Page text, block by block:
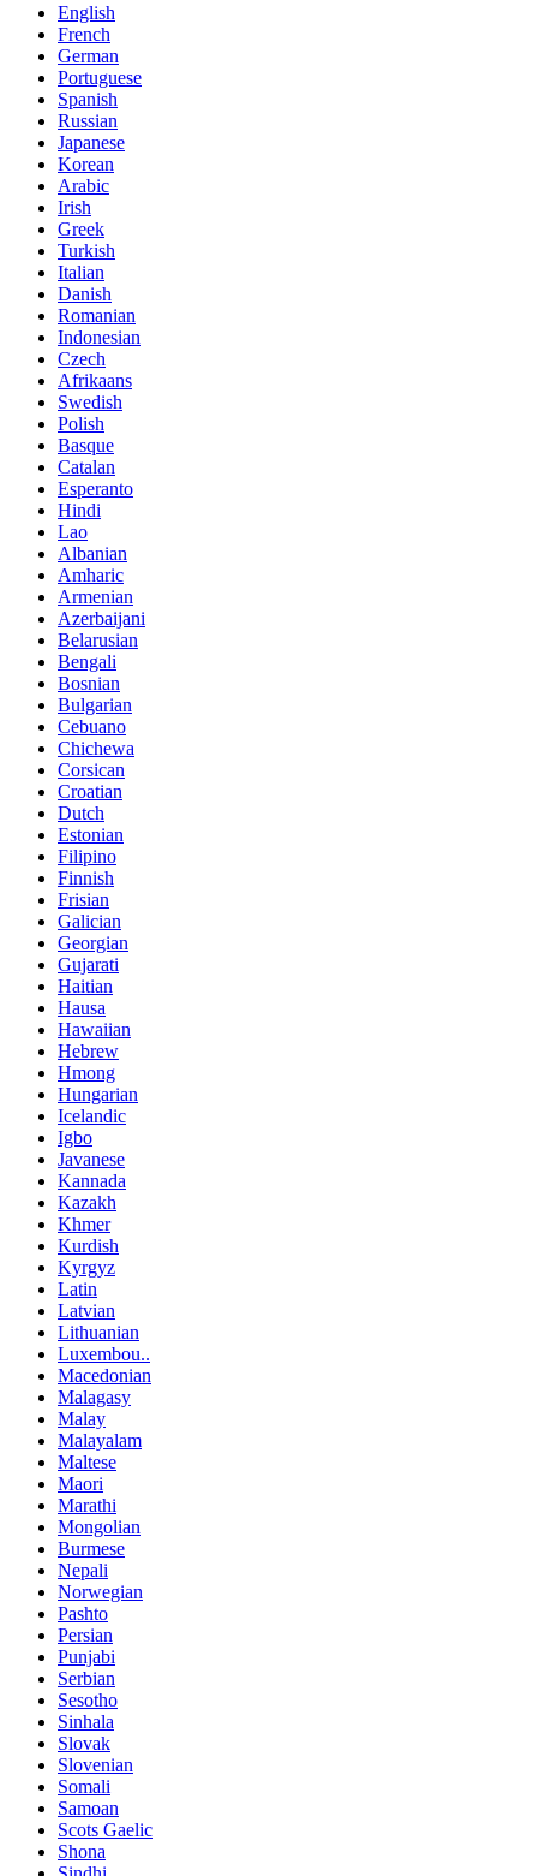
English
French
German
Portuguese
Spanish
Russian
Japanese
Korean
Arabic
Irish
Greek
Turkish
Italian
Danish
Romanian
Indonesian
Czech
Afrikaans
Swedish
Polish
Basque
Catalan
Esperanto
Hindi
Lao
Albanian
Amharic
Armenian
Azerbaijani
Belarusian
Bengali
Bosnian
Bulgarian
Cebuano
Chichewa
Corsican
Croatian
Dutch
Estonian
Filipino
Finnish
Frisian
Galician
Georgian
Gujarati
Haitian
Hausa
Hawaiian
Hebrew
Hmong
Hungarian
Icelandic
Igbo
Javanese
Kannada
Kazakh
Khmer
Kurdish
Kyrgyz
Latin
Latvian
Lithuanian
Luxembou..
Macedonian
Malagasy
Malay
Malayalam
Maltese
Maori
Marathi
Mongolian
Burmese
Nepali
Norwegian
Pashto
Persian
Punjabi
Serbian
Sesotho
Sinhala
Slovak
Slovenian
Somali
Samoan
Scots Gaelic
Shona